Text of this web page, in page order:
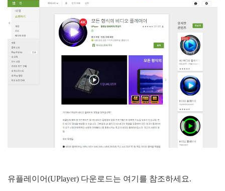
유플레이어(UPlayer) 다운로드는 여기를 참조하세요.